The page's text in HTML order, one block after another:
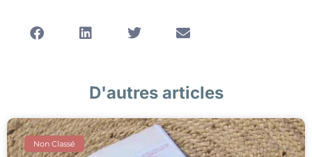
D'autres articles
Non Classé